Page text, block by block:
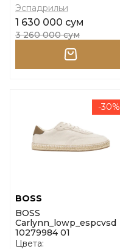
Эспадрильи
1 630 000 сум
3 260 000 сум
-30%
BOSS
BOSS
Carlynn_lowp_espcvsd
10279984 01
Цвета: